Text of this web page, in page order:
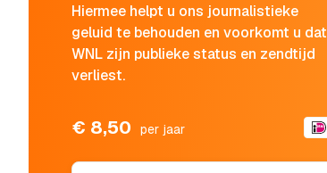
Hiermee helpt u ons journalistieke
geluid te behouden en voorkomt u dat
WNL zijn publieke status en zendtijd
verliest.
€ 8,50 per jaar